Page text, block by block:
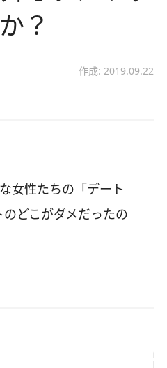
？
作成: 2019.09.22
女性たちの「デート
どこがダメだったの